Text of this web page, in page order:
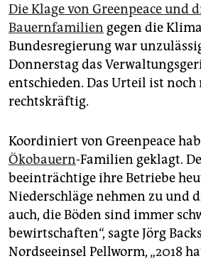
abo
genossenschaft
epaper login
Die Klage von Greenpeace und
Bauernfamilien gegen die
Bundesregierung war
Donnerstag das
entschieden. Das Urteil ist noch
rechtskräftig.
Koordiniert von Greenpeace
Ökobauern-Familien geklagt.
beeinträchtige ihre Betriebe
Niederschläge nehmen zu und
auch, die Böden sind immer
bewirtschaften“, sagte Jörg
Nordseeinsel Pellworm, „2018